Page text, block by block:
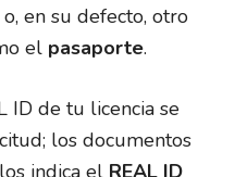
en su defecto, otro
el pasaporte.
ID de tu licencia se
los documentos
indica el REAL ID